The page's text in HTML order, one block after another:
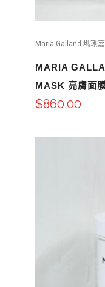
Maria Galland 瑪琍
MARIA
MASK 亮膚面
$860.00